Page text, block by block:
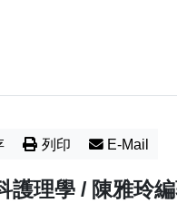
列印 E-Mail
護理學 / 陳雅玲